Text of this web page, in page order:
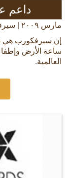
داعم
مارس ٢٠٠٩ | سيرفكورب
إن سيرفكورب هي
العالمية.